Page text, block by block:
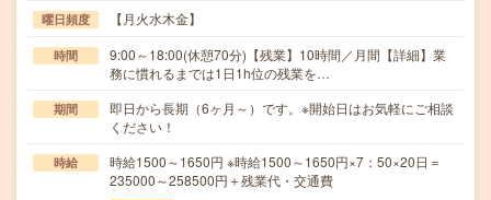
曜日頻度 【月火水木金】
時間
9:00～18:00(休憩70分)【残業】10時間／月間【詳細】業
務に慣れるまでは1日1h位の残業を…
期間
即日から長期（6ヶ月～）です。※開始日はお気軽にご相談
ください！
時給
時給1500～1650円 ※時給1500～1650円×7：50×20日＝
235000～258500円＋残業代・交通費